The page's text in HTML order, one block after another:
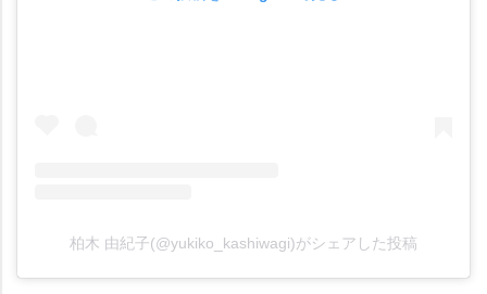
柏木 由紀子(@yukiko_kashiwagi)がシェアした投稿